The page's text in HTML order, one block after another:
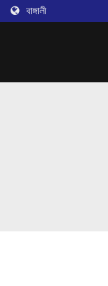
বাঙ্গালী